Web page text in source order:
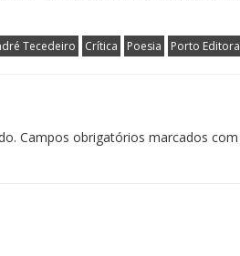
Tecedeiro Crítica Poesia Porto Editora
Campos obrigatórios marcados com